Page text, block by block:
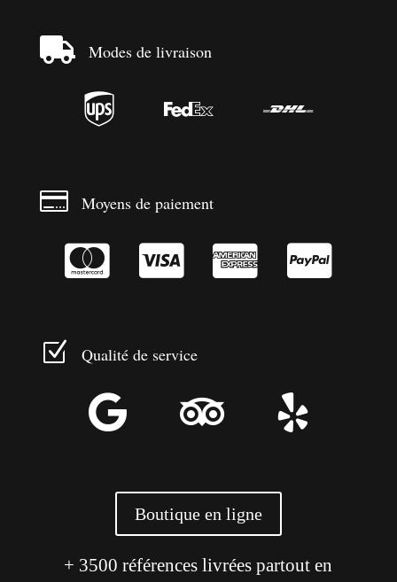
 Modes de livraison
  
 Moyens de paiement
   
Z Qualité de service
  
Boutique en ligne
+ 3500 références livrées partout en